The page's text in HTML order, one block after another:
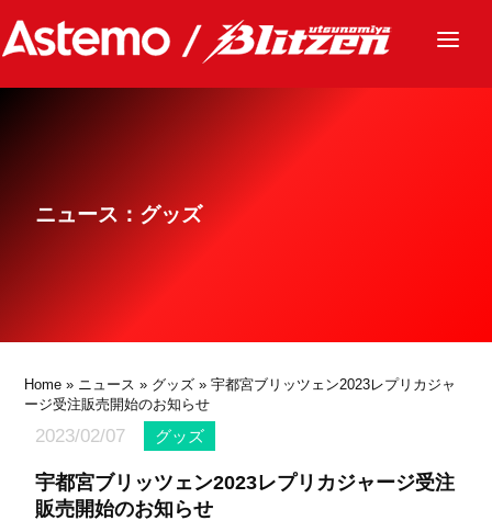
ニュース
グッズ
ニュース：グッズ
Home » ニュース » グッズ » 宇都宮ブリッツェン2023レプリカジャ
ージ受注販売開始のお知らせ
2023/02/07 グッズ
宇都宮ブリッツェン2023レプリカジャージ受注
販売開始のお知らせ